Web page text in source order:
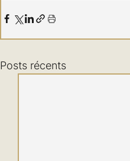
Posts récents